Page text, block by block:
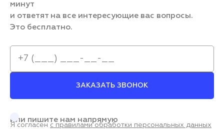
минут
и ответят на все интересующие вас вопросы.
Это бесплатно.
ЗАКАЗАТЬ ЗВОНОК
Я согласен с правилами обработки персональных данных
или пишите нам напрямую